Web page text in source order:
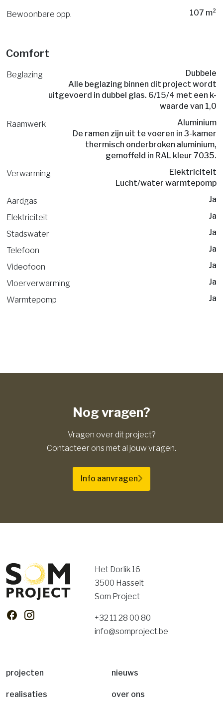
Bewoonbare opp. 107 m²
Comfort
Beglazing
Dubbele
Alle beglazing binnen dit project wordt
uitgevoerd in dubbel glas. 6/15/4 met een k-
waarde van 1,0
Raamwerk
Aluminium
De ramen zijn uit te voeren in 3-kamer
thermisch onderbroken aluminium,
gemoffeld in RAL kleur 7035.
Verwarming
Elektriciteit
Lucht/water warmtepomp
Aardgas
Ja
Elektriciteit
Ja
Stadswater
Ja
Telefoon
Ja
Videofoon
Ja
Vloerverwarming
Ja
Warmtepomp
Ja
Nog vragen?
Vragen over dit project?
Contacteer ons met al jouw vragen.
Info aanvragen
Het Dorlik 16
3500 Hasselt
Som Project
+32 11 28 00 80
info@somproject.be
projecten nieuws
realisaties over ons